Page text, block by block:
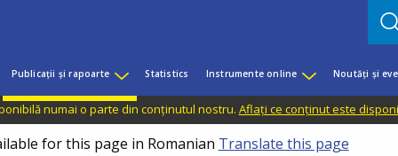
Publicații și rapoarte Statistics Instrumente online Noutăți și
numai o parte din conținutul nostru. Aflați ce conținut este
for this page in Romanian Translate this page